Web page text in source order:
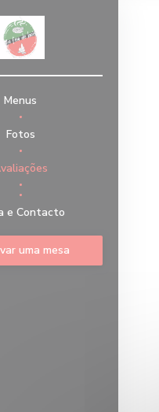
Menus
Fotos
((abre numa nova janela))
e Contacto
uma mesa